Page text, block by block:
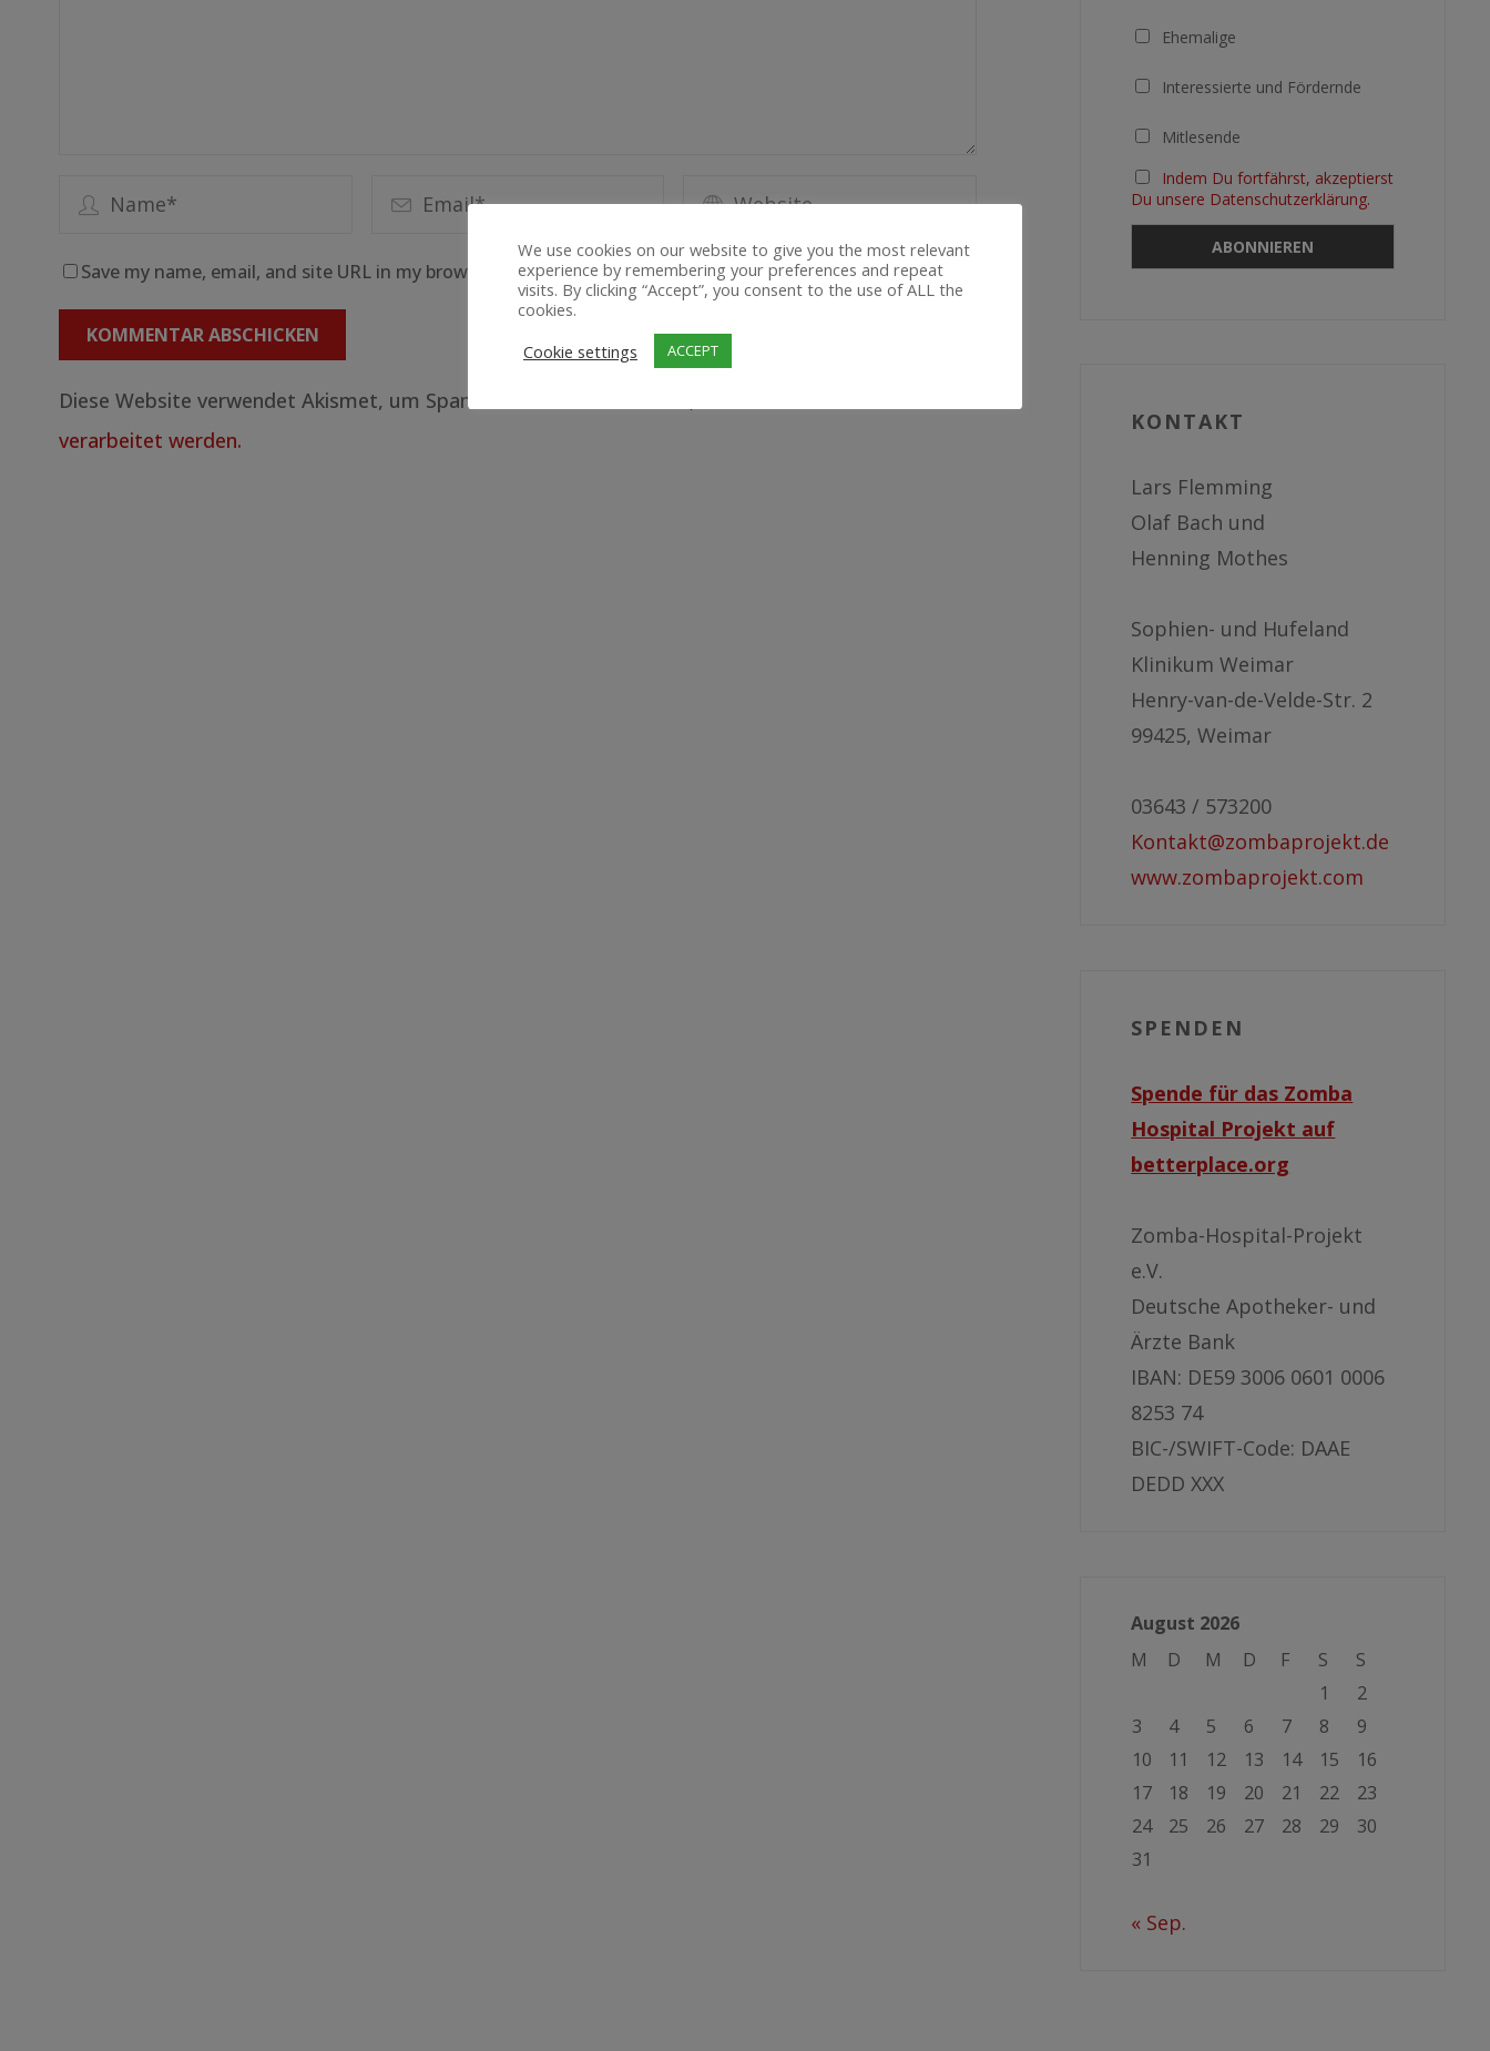
Save my name, email, and site URL in my browser for next time I post a comment.
Diese Website verwendet Akismet, um Spam zu reduzieren.
verarbeitet werden.
Ehemalige
Interessierte und Fördernde
Mitlesende
Indem Du fortfährst, akzeptierst
Du unsere Datenschutzerklärung.
KONTAKT
Lars Flemming
Olaf Bach und
Henning Mothes
Sophien- und Hufeland
Klinikum Weimar
Henry-van-de-Velde-Str. 2
99425, Weimar
03643 / 573200
Kontakt@zombaprojekt.de
www.zombaprojekt.com
SPENDEN
Spende für das Zomba
Hospital Projekt auf
betterplace.org
Zomba-Hospital-Projekt
e.V.
Deutsche Apotheker- und
Ärzte Bank
IBAN: DE59 3006 0601 0006
8253 74
BIC-/SWIFT-Code: DAAE
DEDD XXX
August 2026
M
D M D F S
S
1
2
3
4 5 6 7 8
9
10
11 12 13 14 15
16
17
18 19 20 21 22
23
24
25 26 27 28 29
30
31
« Sep.
We use cookies on our website to give you the most relevant
experience by remembering your preferences and repeat
visits. By clicking “Accept”, you consent to the use of ALL the
cookies.
Cookie settings
ACCEPT